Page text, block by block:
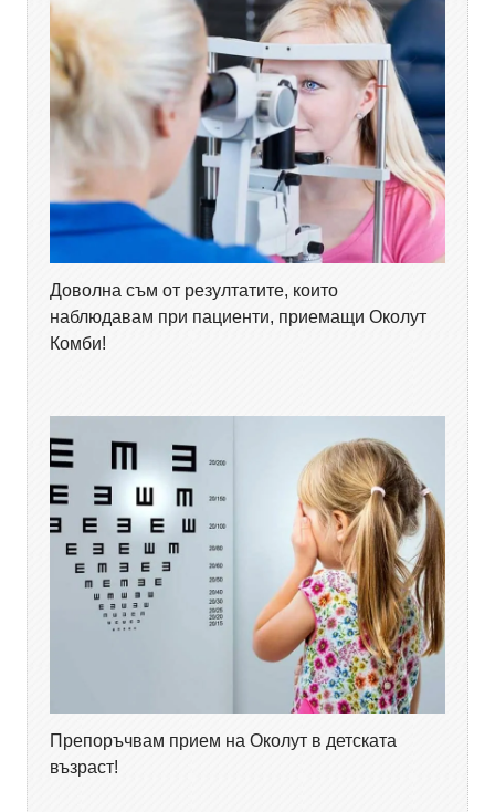
Доволна съм от резултатите, които
наблюдавам при пациенти, приемащи Околут
Комби!
Препоръчвам прием на Околут в детската
възраст!